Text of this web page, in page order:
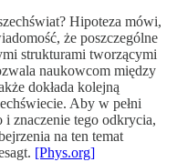
Hipoteza mówi,
że poszczególne
strukturami tworzącymi
naukowcom między
dokłada kolejną
Aby w pełni
znaczenie tego odkrycia,
na ten temat
[Phys.org]